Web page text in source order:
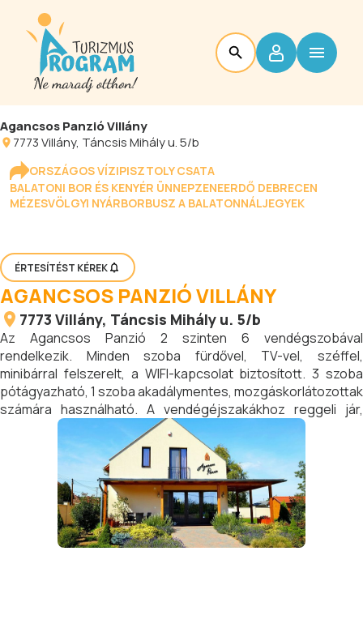
Agancsos Panzió Villány
7773Villány, Táncsis Mihály u. 5/b
ORSZÁGOS VÍZIPISZTOLY CSATA
BALATONI BOR ÉS KENYÉR ÜNNEPZENEERDŐ DEBRECEN
MÉZESVÖLGYI NYÁRBORBUSZ A BALATONNÁLJEGYEK
ÉRTESÍTÉST KÉREK
AGANCSOS PANZIÓ VILLÁNY
7773 Villány, Táncsis Mihály u. 5/b
Az Agancsos Panzió 2 szinten 6 vendégszobával
rendelkezik. Minden szoba fürdővel, TV-vel, széffel,
minibárral felszerelt, a WIFI-kapcsolat biztosított. 3 szoba
pótágyazható, 1 szoba akadálymentes, mozgáskorlátozottak
számára használható. A vendégéjszakákhoz reggeli jár,
vacsora és borkóstoló igény szerint rendelhető.